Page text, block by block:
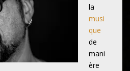
la
musi
que
de
mani
ère